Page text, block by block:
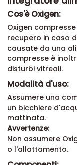
Cos'è Oxigen:
Oxigen
recupero in caso
causate da una
compresse è
disturbi vitreali.
Modalità d'uso:
Assumere una
un bicchiere
mattinata.
Avvertenze:
Non assumere
o l'allattamento.